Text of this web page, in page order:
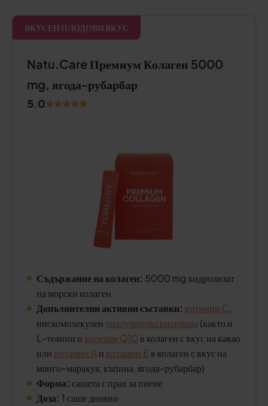
ВКУСЕН ПЛОДОВИ ВКУС
Natu.Care Премиум Колаген 5000
mg, ягода-рубарбар
5.0
Съдържание на колаген: 5000 mg хидролизат
на морски колаген
Допълнителни активни съставки: витамин C
нискомолекулен хиалуронова киселина (както и
L-теанин и коензим Q10 в колаген с вкус на какао
или витамин Aи витамин E в колаген с вкус на
манго–маракуя, къпина, ягода-рубарбар)
Форма: сашета с прах за пиене
Доза: 1 саше дневно